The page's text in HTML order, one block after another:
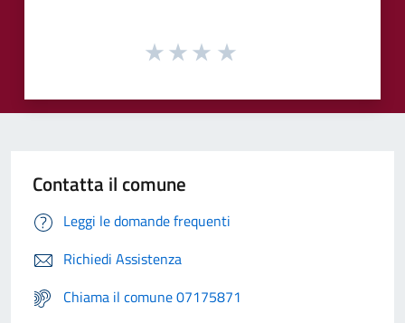
Contatta il comune
Leggi le domande frequenti
Richiedi Assistenza
Chiama il comune 07175871